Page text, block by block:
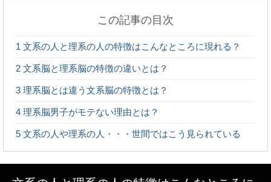
救急車を呼んだ時の搬送先の病院は指定可能？その
疑問を解決！
焼肉のバイトは匂いが染みつく？焼肉屋でのバイト
は○○が辛い！
この記事の目次
1 文系の人と理系の人の特徴はこんなところに現れる？
2 文系脳と理系脳の特徴の違いとは？
3 理系脳とは違う文系脳の特徴とは？
4 理系脳男子がモテない理由とは？
5 文系の人や理系の人・・・世間ではこう見られている